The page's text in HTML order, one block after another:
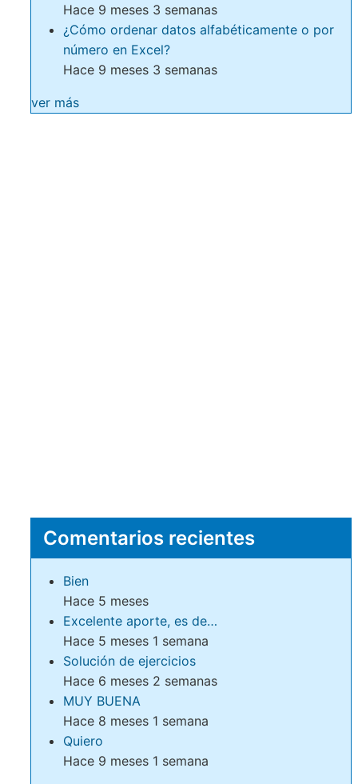
Hace 9 meses 3 semanas
¿Cómo ordenar datos alfabéticamente o por
número en Excel?
Hace 9 meses 3 semanas
ver más
Comentarios recientes
Bien
Hace 5 meses
Excelente aporte, es de…
Hace 5 meses 1 semana
Solución de ejercicios
Hace 6 meses 2 semanas
MUY BUENA
Hace 8 meses 1 semana
Quiero
Hace 9 meses 1 semana